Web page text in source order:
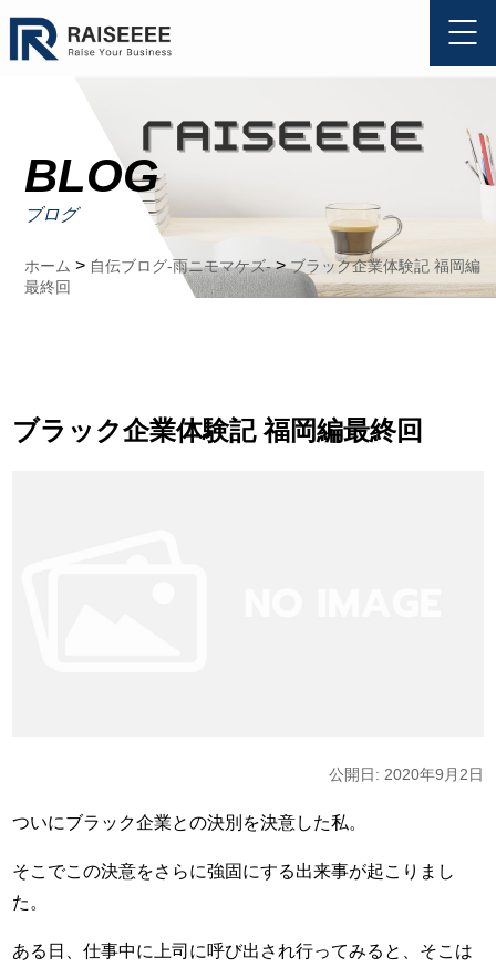
BLOG
ブログ
ホーム > 自伝ブログ-雨ニモマケズ->ブラック企業体験記 福岡編
最終回
ブラック企業体験記 福岡編最終回
公開日: 2020年9月2日
ついにブラック企業との決別を決意した私。
そこでこの決意をさらに強固にする出来事が起こりまし
た。
ある日、仕事中に上司に呼び出され行ってみると、そこは